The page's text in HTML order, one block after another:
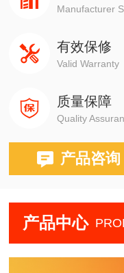
Manufacturer
有效保修
Valid Warranty
质量保障
Quality
产品咨询
产品中心